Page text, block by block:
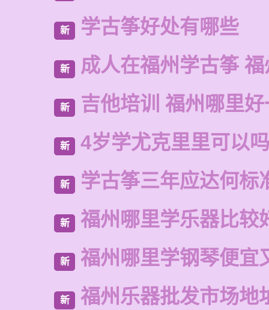
新 学古筝好处有哪些
新 成人在福州学古筝
新 吉他培训 福州哪里
新 4岁学尤克里里可以吗
新 学古筝三年应达何标
新 福州哪里学乐器比较
新 福州哪里学钢琴便宜
新 福州乐器批发市场地